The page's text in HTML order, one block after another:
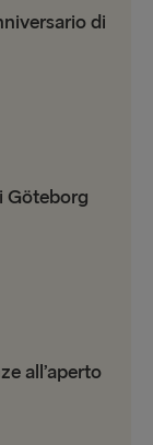
di
Göteborg
all’aperto